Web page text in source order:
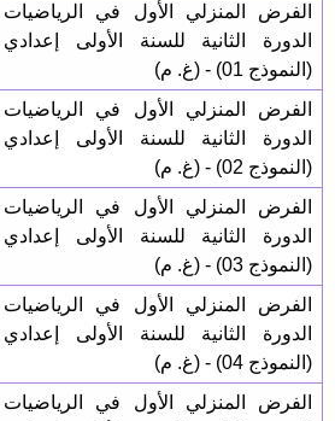
الفرض المنزلي الأول في الرياضيات
الدورة الثانية للسنة الأولى إعدادي
(النموذج 01) - (غ. م)
الفرض المنزلي الأول في الرياضيات
الدورة الثانية للسنة الأولى إعدادي
(النموذج 02) - (غ. م)
الفرض المنزلي الأول في الرياضيات
الدورة الثانية للسنة الأولى إعدادي
(النموذج 03) - (غ. م)
الفرض المنزلي الأول في الرياضيات
الدورة الثانية للسنة الأولى إعدادي
(النموذج 04) - (غ. م)
الفرض المنزلي الأول في الرياضيات